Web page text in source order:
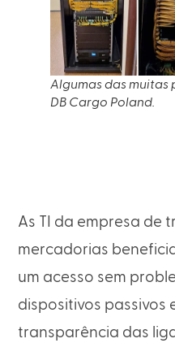
Algumas das muitas
DB Cargo Poland.
As TI da empresa de
mercadorias
um acesso sem
dispositivos passivos
transparência das